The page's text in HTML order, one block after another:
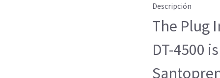
Descripción
The Plug
DT-4500